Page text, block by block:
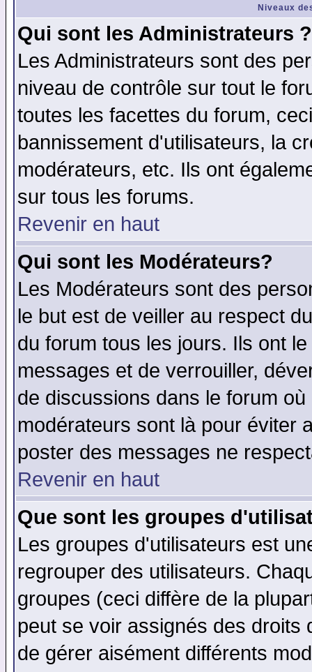
Niveaux
Qui sont les Administrateurs ?
Les Administrateurs sont des
niveau de contrôle sur tout le
toutes les facettes du forum,
bannissement d'utilisateurs, la
modérateurs, etc. Ils ont
sur tous les forums.
Revenir en haut
Qui sont les Modérateurs?
Les Modérateurs sont des
le but est de veiller au respect
du forum tous les jours. Ils ont
messages et de verrouiller,
de discussions dans le forum
modérateurs sont là pour éviter
poster des messages ne
Revenir en haut
Que sont les groupes
Les groupes d'utilisateurs est
regrouper des utilisateurs.
groupes (ceci diffère de la
peut se voir assignés des
de gérer aisément différents